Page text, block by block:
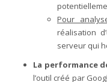
Pour
réalisation
serveur qui
La performance
l’outil créé par